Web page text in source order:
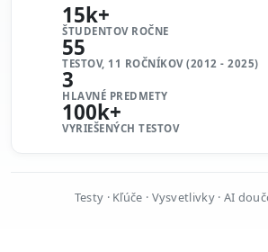
15k+
ŠTUDENTOV ROČNE
55
TESTOV, 11 ROČNÍKOV (2012 - 2025)
3
HLAVNÉ PREDMETY
100k+
VYRIEŠENÝCH TESTOV
Testy · Kľúče · Vysvetlivky · AI